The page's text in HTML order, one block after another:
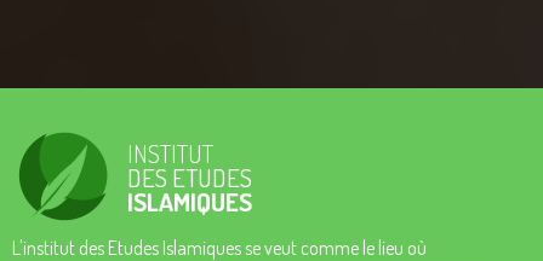
INSTITUT
DES ETUDES
ISLAMIQUES
L'institut des Etudes Islamiques se veut comme le lieu où